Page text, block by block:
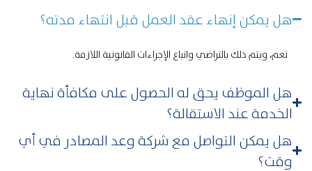
هل يمكن إنهاء عقد العمل قبل انتهاء مدته؟
نعم، ويتم ذلك بالتراضي واتباع الإجراءات القانونية اللازمة.
هل الموظف يحق له الحصول على مكافأة نهاية
الخدمة عند الاستقالة؟
هل يمكن التواصل مع شركة وعد المصادر في أي
وقت؟